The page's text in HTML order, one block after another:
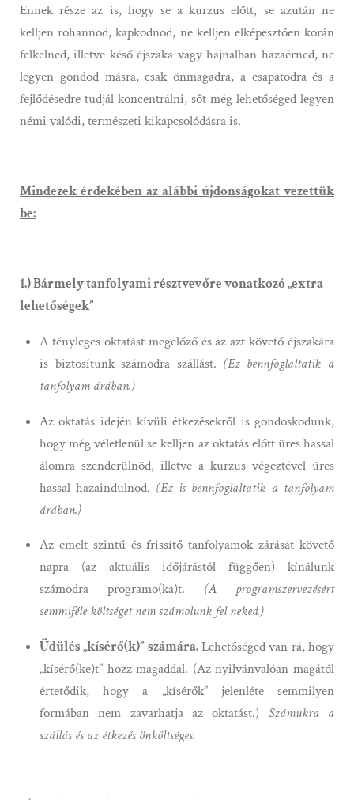
Ennek része az is, hogy se a kurzus előtt, se azután ne
kelljen rohannod, kapkodnod, ne kelljen elképesztően korán
felkelned, illetve késő éjszaka vagy hajnalban hazaérned, ne
legyen gondod másra, csak önmagadra, a csapatodra és a
fejlődésedre tudjál koncentrálni, sőt még lehetőséged legyen
némi valódi, természeti kikapcsolódásra is.
Mindezek érdekében az alábbi újdonságokat vezettük
be:
1.) Bármely tanfolyami résztvevőre vonatkozó „extra
lehetőségek”
A tényleges oktatást megelőző és az azt követő éjszakára
is biztosítunk számodra szállást. (Ez bennfoglaltatik a
tanfolyam árában.)
Az oktatás idején kívüli étkezésekről is gondoskodunk,
hogy még véletlenül se kelljen az oktatás előtt üres hassal
álomra szenderülnöd, illetve a kurzus végeztével üres
hassal hazaindulnod. (Ez is bennfoglaltatik a tanfolyam
árában.)
Az emelt szintű és frissítő tanfolyamok zárását követő
napra (az aktuális időjárástól függően) kínálunk
számodra programo(ka)t. (A programszervezésért
semmiféle költséget nem számolunk fel neked.)
Üdülés „kísérő(k)” számára.Lehetőséged van rá, hogy
„kísérő(ke)t” hozz magaddal. (Az nyilvánvalóan magától
értetődik, hogy a „kísérők” jelenléte semmilyen
formában nem zavarhatja az oktatást.) Számukra a
szállás és az étkezés önköltséges.